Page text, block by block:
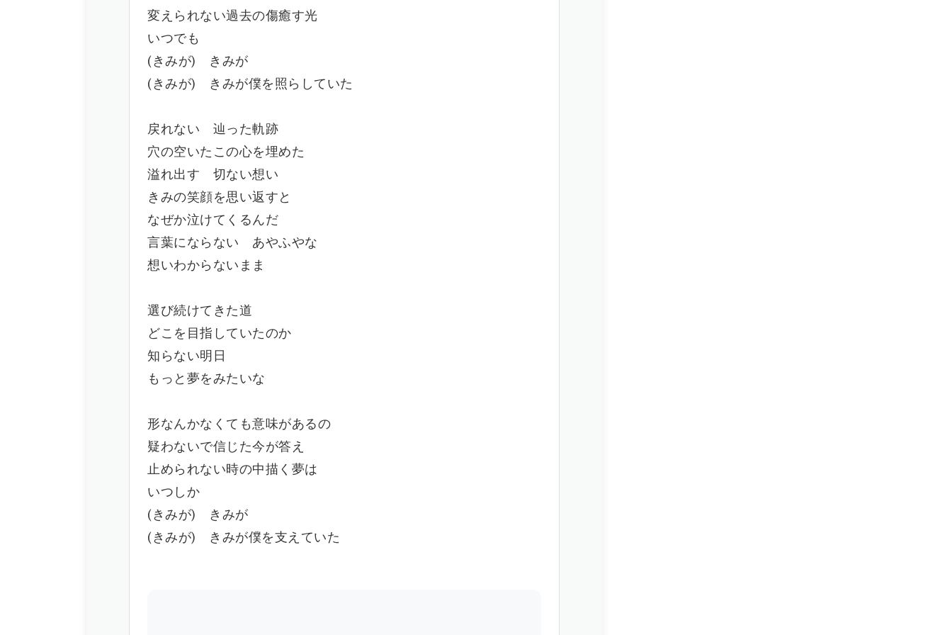
変えられない過去の傷癒す光
いつでも
(きみが) きみが
(きみが) きみが僕を照らしていた
戻れない 辿った軌跡
穴の空いたこの心を埋めた
溢れ出す 切ない想い
きみの笑顔を思い返すと
なぜか泣けてくるんだ
言葉にならない あやふやな
想いわからないまま
選び続けてきた道
どこを目指していたのか
知らない明日
もっと夢をみたいな
形なんかなくても意味があるの
疑わないで信じた今が答え
止められない時の中描く夢は
いつしか
(きみが) きみが
(きみが) きみが僕を支えていた